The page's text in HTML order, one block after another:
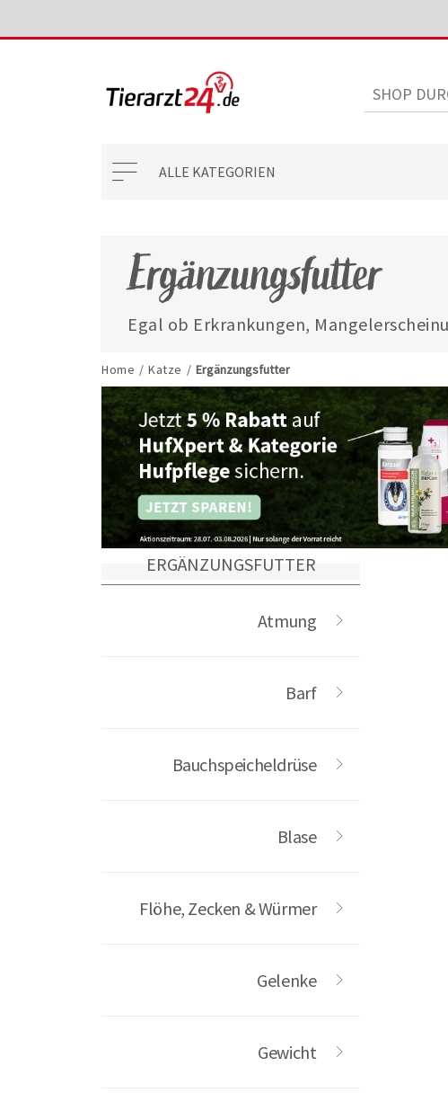
ALLE KATEGORIEN
Home / Katze / Ergänzungsfutter
ERGÄNZUNGSFUTTER
Atmung
Barf
Bauchspeicheldrüse
Blase
Flöhe, Zecken & Würmer
Gelenke
Gewicht
Ergänzungsfutter
Egal ob Erkrankungen,
jederzeit gut versorgt.